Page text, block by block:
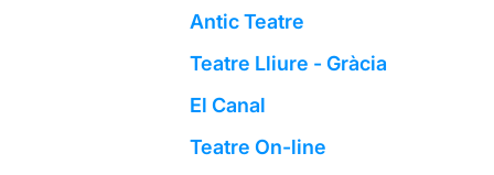
Antic Teatre
Teatre Lliure - Gràcia
El Canal
Teatre On-line